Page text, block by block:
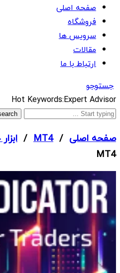
صفحه اصلی
فروشگاه
سرویس ها
مقالات
ارتباط با ما
جستوجو
What
are
looking
for?
Hot Keywords:Expert Advisor
صفحه اصلی /
MT4
/ ابزار MT4
MT4